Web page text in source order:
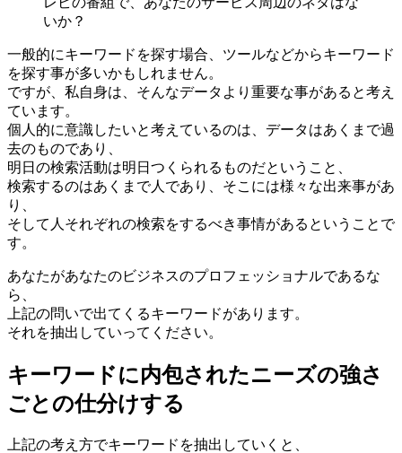
いか？
一般的にキーワードを探す場合、ツールなどからキーワード
を探す事が多いかもしれません。
ですが、私自身は、そんなデータより重要な事があると考え
ています。
個人的に意識したいと考えているのは、データはあくまで過
去のものであり、
明日の検索活動は明日つくられるものだということ、
検索するのはあくまで人であり、そこには様々な出来事があ
り、
そして人それぞれの検索をするべき事情があるということで
す。
あなたがあなたのビジネスのプロフェッショナルであるな
ら、
上記の問いで出てくるキーワードがあります。
それを抽出していってください。
キーワードに内包されたニーズの強さ
ごとの仕分けする
上記の考え方でキーワードを抽出していくと、